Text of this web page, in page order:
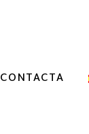
CONTACTA